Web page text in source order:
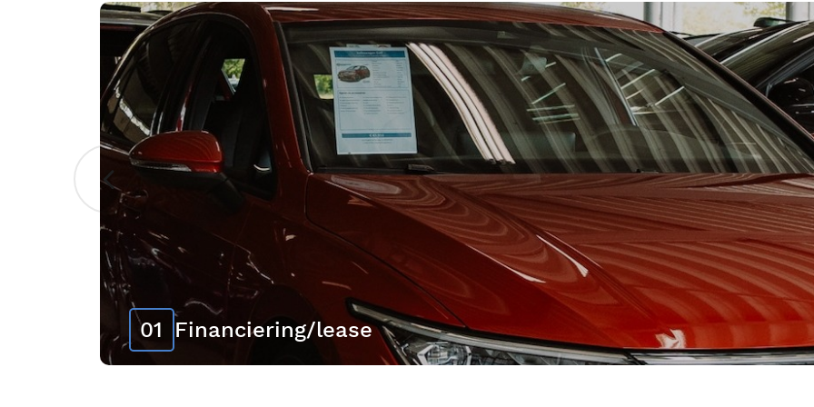
01 Financiering/lease
Financiering & Lease – Zorgeloos rijden, privé of